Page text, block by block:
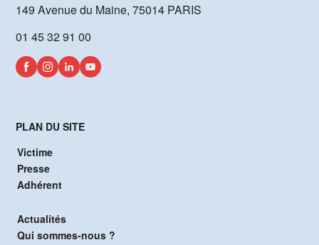
149 Avenue du Maine, 75014 PARIS
01 45 32 91 00
PLAN DU SITE
Victime
Presse
Adhérent
Actualités
Qui sommes-nous ?